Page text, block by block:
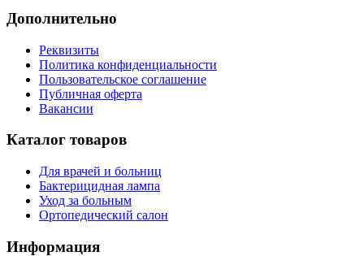
Дополнительно
Реквизиты
Политика конфиденциальности
Пользовательское соглашение
Публичная оферта
Вакансии
Каталог товаров
Для врачей и больниц
Бактерицидная лампа
Уход за больным
Ортопедический салон
Информация